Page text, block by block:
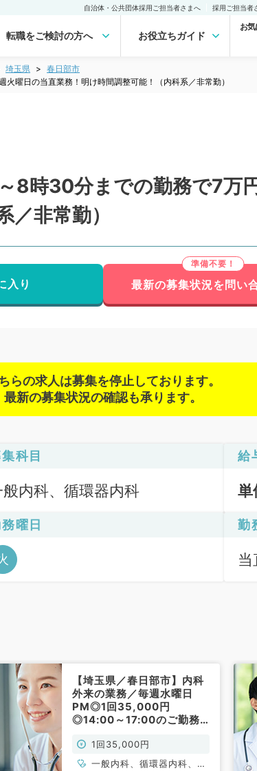
自治体・公共団体採用ご担当者さまへ 採用ご担当者
転職をご検討の方へ お役立ちガイド
お
埼玉県
春日部市
曜日の当直業務！明け時間調整可能！（内科系／非常勤）
～8時30分までの勤務で7
非常勤）
入り 最新の募集状況を問い
らの求人は募集を停止しております。
最新の募集状況の確認も承ります。
科目
般内科、循環器内科
給
曜日 勤
【埼玉県／春日部市】内科
外来の業務／毎週水曜日
PM◎1回35,000円
◎14:00～17:00のご勤務
／非常勤）
1回35,000円
一般内科、循環器内科、呼